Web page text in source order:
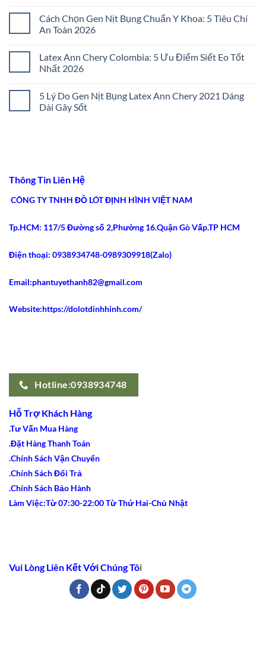
Bụng
Không
Đau
Quyết
Chọn
bình
luận
ở
Gen
Nịt
Bụng
5
Bước
Chuẩn
Cách Chọn Gen Nịt Bụng Chuẩn Y Khoa: 5 Tiêu Chí
An Toàn 2026
bình
luận
ở
Gen
Nịt
Bụng
2026
Latex Ann Chery Colombia: 5 Ưu Điểm Siết Eo Tốt
Nhất 2026
bình
luận
ở
Eo
Nhất
2026
5 Lý Do Gen Nịt Bụng Latex Ann Chery 2021 Dáng
Dài Gây Sốt
Gen
Bụng
Latex
2021
Gây
Sốt
Thông Tin Liên Hệ
CÔNG TY TNHH ĐỒ LÓT ĐỊNH HÌNH VIỆT NAM
Tp.HCM: 117/5 Đường số 2,Phường 16.Quận Gò Vấp.TP HCM
Điện thoại: 0938934748-0989309918(Zalo)
Email:phantuyethanh82@gmail.com
Website:https://dolotdinhhinh.com/
Hotline:0938934748
Hỗ Trợ Khách Hàng
.Tư Vấn Mua Hàng
.Đặt Hàng Thanh Toán
.Chính Sách Vận Chuyển
.Chính Sách Đổi Trả
.Chính Sách Bảo Hành
Làm Việc:Từ 07:30-22:00 Từ Thứ Hai-Chủ Nhật
Vui Lòng Liên Kết Với Chúng Tôi